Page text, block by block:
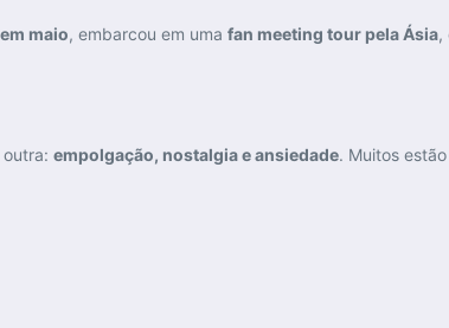
maio, embarcou em uma fan meeting tour pela Ásia,
empolgação, nostalgia e ansiedade. Muitos